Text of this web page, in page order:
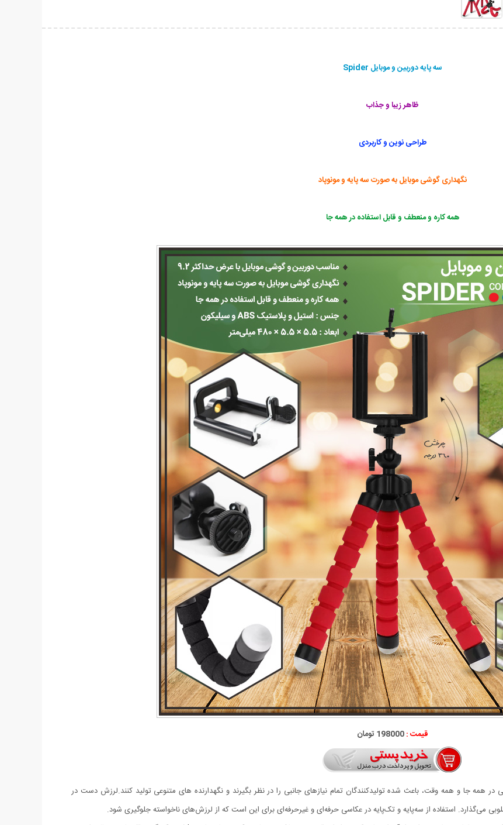
سه پایه دوربین و موبایل Spider
ظاهر زیبا و جذاب
طراحی نوین و کاربردی
نگهداری گوشی موبایل به صورت سه پایه و مونوپاد
همه کاره و منعطف و قابل استفاده در همه جا
قیمت :198000 تومان
در همه جا و همه وقت، باعث شده تولیدکنندگان تمام نیازهای جانبی را در نظر بگیرند و نگهدارنده های متنوعی تولید کنند.لرزش دست در
می‌گذارد. استفاده از سه‌پایه و تک‌پایه در عکاسی حرفه‌ای و غیرحرفه‌ای برای این است که از لرزش‌های ناخواسته جلوگیری شود.